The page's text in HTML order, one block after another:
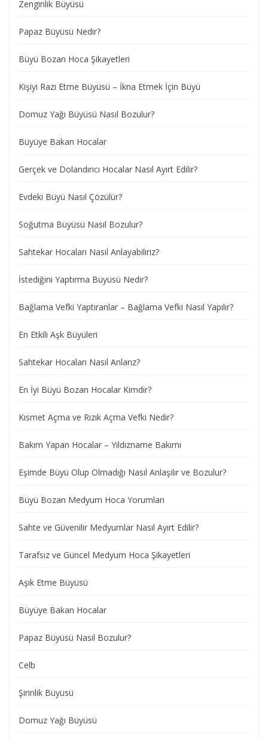
Zenginlik Büyüsü
Papaz Büyüsü Nedir?
Büyü Bozan Hoca Şikayetleri
Kişiyi Razı Etme Büyüsü – İkna Etmek İçin Büyü
Domuz Yağı Büyüsü Nasıl Bozulur?
Büyüye Bakan Hocalar
Gerçek ve Dolandırıcı Hocalar Nasıl Ayırt Edilir?
Evdeki Büyü Nasıl Çözülür?
Soğutma Büyüsü Nasıl Bozulur?
Sahtekar Hocaları Nasıl Anlayabiliriz?
İstediğini Yaptırma Büyüsü Nedir?
Bağlama Vefki Yaptıranlar – Bağlama Vefki Nasıl Yapılır?
En Etkili Aşk Büyüleri
Sahtekar Hocaları Nasıl Anlarız?
En İyi Büyü Bozan Hocalar Kimdir?
Kısmet Açma ve Rızık Açma Vefki Nedir?
Bakım Yapan Hocalar – Yıldızname Bakımı
Eşimde Büyü Olup Olmadığı Nasıl Anlaşılır ve Bozulur?
Büyü Bozan Medyum Hoca Yorumları
Sahte ve Güvenilir Medyumlar Nasıl Ayırt Edilir?
Tarafsız ve Güncel Medyum Hoca Şikayetleri
Aşık Etme Büyüsü
Büyüye Bakan Hocalar
Papaz Büyüsü Nasıl Bozulur?
Celb
Şirinlik Büyüsü
Domuz Yağı Büyüsü